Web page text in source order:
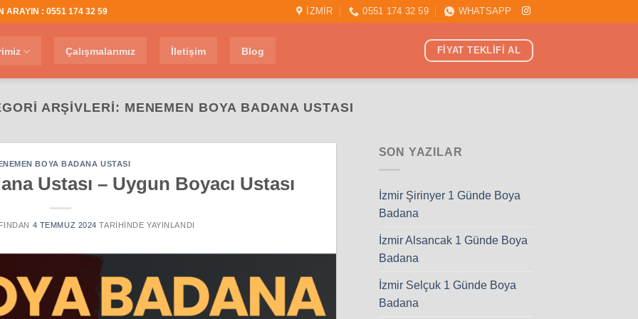
ARAYIN : 0551 174 32 59 İZMİR 0551 174 32 59 WHATSAPP
Çalışmalarımız İletişim Blog FİYAT TEKLİFİ AL
ARŞIVLERI: MENEMEN BOYA BADANA USTASI
BOYA BADANA USTASI
Ustası – Uygun Boyacı Ustası
4 TEMMUZ 2024 TARIHINDE YAYINLANDI
SON YAZILAR
İzmir Şirinyer 1 Günde Boya
Badana
İzmir Alsancak 1 Günde Boya
Badana
İzmir Selçuk 1 Günde Boya
Badana